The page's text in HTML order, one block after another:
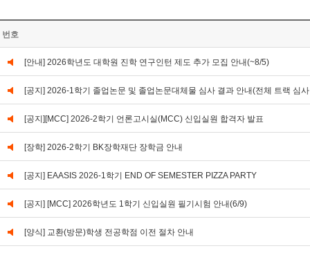
번호
[안내] 2026학년도 대학원 진학 연구인턴 제도 추가 모집 안내(~8/5)
[공지] 2026-1학기 졸업논문 및 졸업논문대체물 심사 결과 안내(전체 트랙 심
[공지][MCC] 2026-2학기 언론고시실(MCC) 신입실원 합격자 발표
[장학] 2026-2학기 BK장학재단 장학금 안내
[공지] EAASIS 2026-1학기 END OF SEMESTER PIZZA PARTY
[공지] [MCC] 2026학년도 1학기 신입실원 필기시험 안내(6/9)
[양식] 교환(방문)학생 전공학점 이전 절차 안내